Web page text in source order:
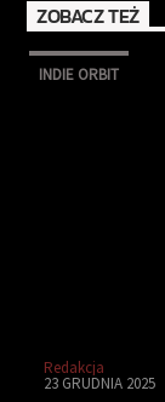
ZOBACZ TEŻ
INDIE ORBIT
Redakcja
23 GRUDNIA 2025